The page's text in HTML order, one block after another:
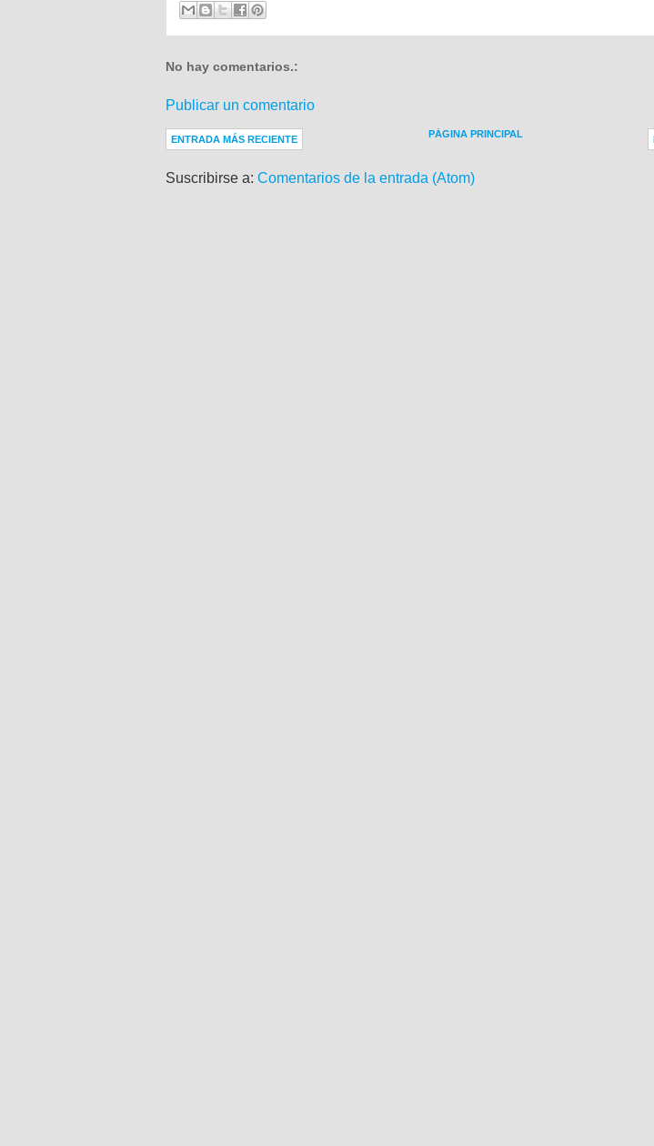
No hay comentarios.:
Publicar un comentario
ENTRADA MÁS RECIENTE PÁGINA PRINCIPAL
Suscribirse a: Comentarios de la entrada (Atom)